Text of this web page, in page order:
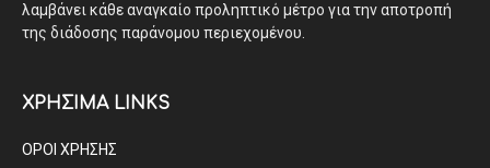
λαμβάνει κάθε αναγκαίο προληπτικό μέτρο για την αποτροπή
της διάδοσης παράνομου περιεχομένου.
ΧΡΗΣΙΜΑ LINKS
ΟΡΟΙ ΧΡΗΣΗΣ